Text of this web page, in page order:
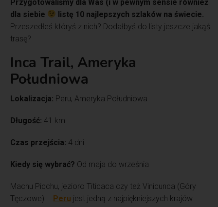
Przygotowaliśmy dla Was (i w pewnym sensie również
dla siebie
listę 10 najlepszych szlaków na świecie.
Przeszedłeś któryś z nich? Dodałbyś do listy jeszcze jakąś
trasę?
Inca Trail, Ameryka
Południowa
Lokalizacja: Peru, Ameryka Południowa
Długość: 41 km
Czas przejścia: 4 dni
Kiedy się wybrać? Od maja do września
Machu Picchu, jezioro Titicaca czy też Vinicunca (Góry
Tęczowe) – Peru jest jedną z najpiękniejszych krajów